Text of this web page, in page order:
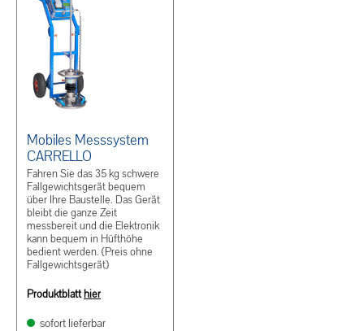
Mobiles Messsystem
CARRELLO
Fahren Sie das 35 kg schwere
Fallgewichtsgerät bequem
über Ihre Baustelle. Das Gerät
bleibt die ganze Zeit
messbereit und die Elektronik
kann bequem in Hüfthöhe
bedient werden. (Preis ohne
Fallgewichtsgerät)
Produktblatthier
sofort lieferbar